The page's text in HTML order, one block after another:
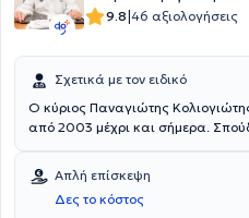
9.8|46 αξιολογήσεις
Σχετικά με τον ειδικό
Ο κύριος Παναγιώτης
από 2003 μέχρι και σήμερα.
Νοσοκομείο. Έχει ακολουθήσει
και στο εξωτερικό ώστε να
ασθενών.
Απλή επίσκεψη
Δες το κόστος